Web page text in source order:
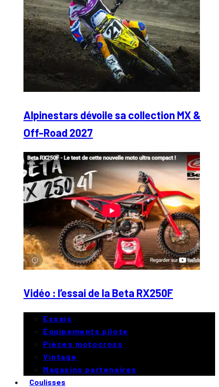
Alpinestars dévoile sa collection MX &
Off-Road 2027
Vidéo : l’essai de la Beta RX250F
Essais
Équipements pilote
Pièces motocross
Vintage
Magasins partenaires
Coulisses